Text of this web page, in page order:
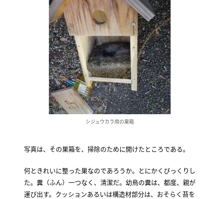
シジュウカラ用の巣箱
写真は、その巣箱を、掃除のために開けたところである。
何ときれいに整った巣なのであろうか。とにかくびっくりし
た。糞（ふん）一つなく、清潔だ。幼鳥の糞は、都度、親が
運び出す。クッションあるいは構造材部分は、おそらく苔を